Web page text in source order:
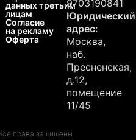
данных третьим
лицам
Согласие
на рекламу
Оферта
9703190841
Юридический
адрес:
Москва,
наб.
Пресненская,
д.12,
помещение
11/45
права защищены